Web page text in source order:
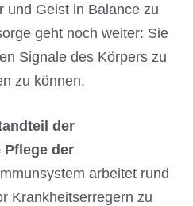
und Geist in Balance zu
geht noch weiter: Sie
Signale des Körpers zu
zu können.
der
der
arbeitet rund
Krankheitserregern zu